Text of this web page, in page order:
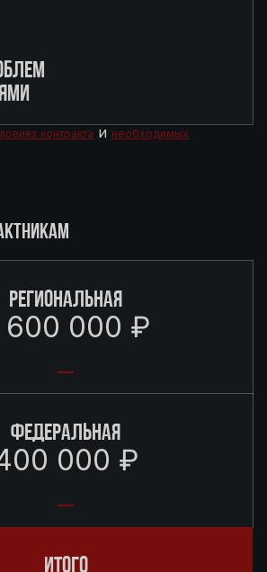
контракта и необходимых
РЕГИОНАЛЬНАЯ
600 000 ₽
ФЕДЕРАЛЬНАЯ
000 ₽
ИТОГО